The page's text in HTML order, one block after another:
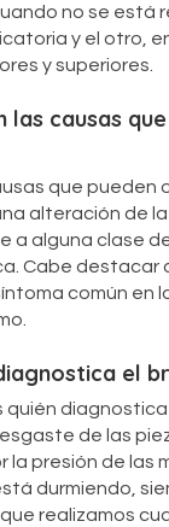
no se está
y el otro,
y superiores.
las causas
que pueden
alteración de
a alguna clase
Cabe destacar
común en
el
quién diagnostica
de las
la presión de las
durmiendo,
realizamos